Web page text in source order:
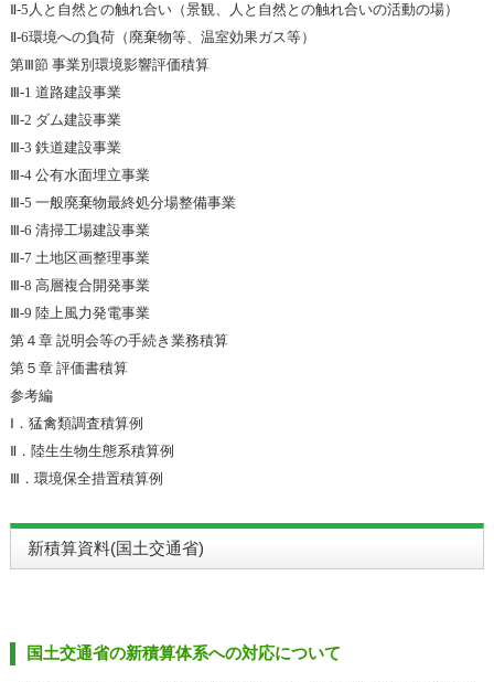
Ⅱ-5人と自然との触れ合い（景観、人と自然との触れ合いの活動の場）
Ⅱ-6環境への負荷（廃棄物等、温室効果ガス等）
第Ⅲ節 事業別環境影響評価積算
Ⅲ-1 道路建設事業
Ⅲ-2 ダム建設事業
Ⅲ-3 鉄道建設事業
Ⅲ-4 公有水面埋立事業
Ⅲ-5 一般廃棄物最終処分場整備事業
Ⅲ-6 清掃工場建設事業
Ⅲ-7 土地区画整理事業
Ⅲ-8 高層複合開発事業
Ⅲ-9 陸上風力発電事業
第４章 説明会等の手続き業務積算
第５章 評価書積算
参考編
Ⅰ．猛禽類調査積算例
Ⅱ．陸生生物生態系積算例
Ⅲ．環境保全措置積算例
新積算資料(国土交通省)
国土交通省の新積算体系への対応について